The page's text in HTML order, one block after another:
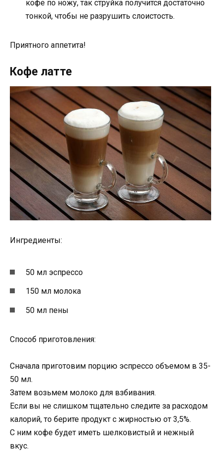
кофе по ножу, так струйка получится достаточно
тонкой, чтобы не разрушить слоистость.
Приятного аппетита!
Кофе латте
Ингредиенты:
50 мл эспрессо
150 мл молока
50 мл пены
Способ приготовления:
Сначала приготовим порцию эспрессо объемом в 35-
50 мл.
Затем возьмем молоко для взбивания.
Если вы не слишком тщательно следите за расходом
калорий, то берите продукт с жирностью от 3,5%.
С ним кофе будет иметь шелковистый и нежный
вкус.